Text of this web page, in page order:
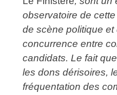
observatoire de
de scène politique et
concurrence entre
candidats. Le fait
les dons dérisoires,
fréquentation des